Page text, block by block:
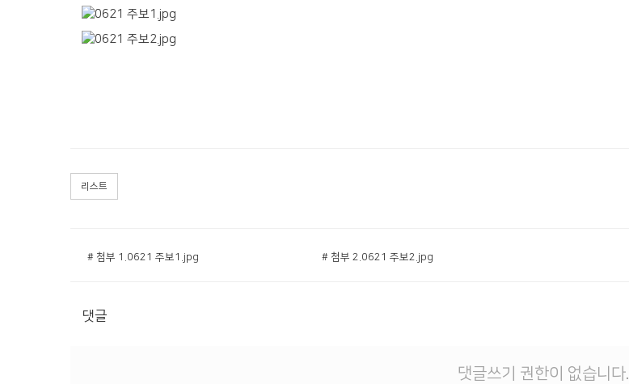
리스트
# 첨부 1.0621 주보1.jpg # 첨부 2.0621 주보2.jpg
댓글
댓글쓰기 권한이 없습니다.